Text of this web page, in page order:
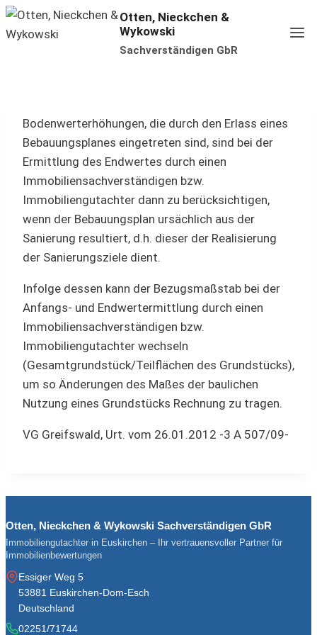
Zum
Inhalt
Otten, Nieckchen &
Wykowski
Sachverständigen GbR
Bodenwerterhöhungen, die durch den Erlass eines
Bebauungsplanes eingetreten sind, sind bei der
Ermittlung des Endwertes durch einen
Immobiliensachverständigen bzw.
Immobiliengutachter dann zu berücksichtigen,
wenn der Bebauungsplan ursächlich aus der
Sanierung resultiert, d.h. dieser der Realisierung
der Sanierungsziele dient.
Infolge dessen kann der Bezugsmaßstab bei der
Anfangs- und Endwertermittlung durch einen
Immobiliensachverständigen bzw.
Immobiliengutachter wechseln
(Gesamtgrundstück/Teilflächen des Grundstücks),
um so Änderungen des Maßes der baulichen
Nutzung eines Grundstücks Rechnung zu tragen.
VG Greifswald, Urt. vom 26.01.2012 -3 A 507/09-
Otten, Nieckchen & Wykowski Sachverständigen GbR
Immobiliengutachter in Euskirchen – Ihr vertrauensvoller Partner für
Immobilienbewertungen
Essiger Weg 5
53881 Euskirchen-Dom-Esch
Deutschland
02251/71744